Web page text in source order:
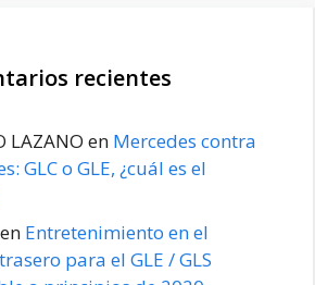
recientes
LAZANO en Mercedes contra
GLC o GLE, ¿cuál es el
en Entretenimiento en el
para el GLE / GLS